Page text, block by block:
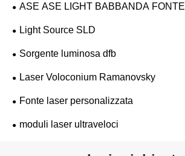
ASE ASE LIGHT BABBANDA FONTE
Light Source SLD
Sorgente luminosa dfb
Laser Voloconium Ramanovsky
Fonte laser personalizzata
moduli laser ultraveloci